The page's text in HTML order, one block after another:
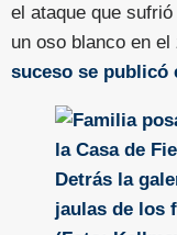
el ataque que
un oso blanco en
suceso se publicó